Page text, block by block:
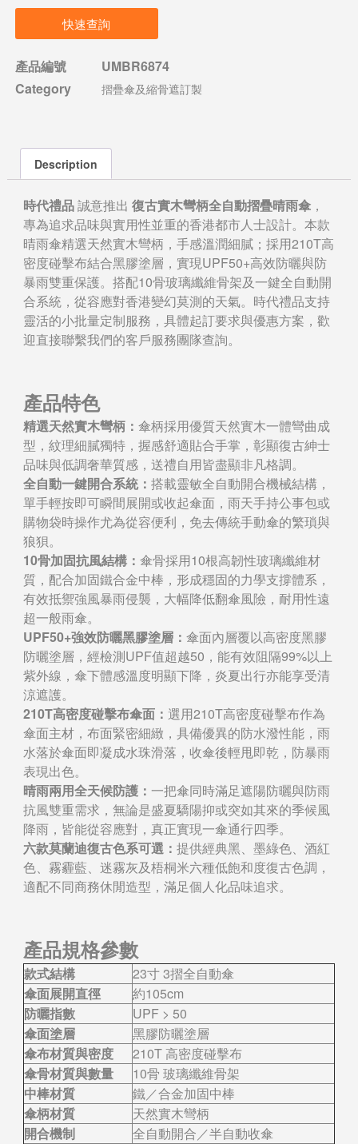
快速查詢
產品編號
UMBR6874
Category
摺疊傘及縮骨遮訂製
Description
時代禮品誠意推出 復古實木彎柄全自動摺疊晴雨傘，
專為追求品味與實用性並重的香港都市人士設計。本款
晴雨傘精選天然實木彎柄，手感溫潤細膩；採用210T高
密度碰擊布結合黑膠塗層，實現UPF50+高效防曬與防
暴雨雙重保護。搭配10骨玻璃纖維骨架及一鍵全自動開
合系統，從容應對香港變幻莫測的天氣。時代禮品支持
靈活的小批量定制服務，具體起訂要求與優惠方案，歡
迎直接聯繫我們的客戶服務團隊查詢。
產品特色
精選天然實木彎柄： 傘柄採用優質天然實木一體彎曲成
型，紋理細膩獨特，握感舒適貼合手掌，彰顯復古紳士
品味與低調奢華質感，送禮自用皆盡顯非凡格調。
全自動一鍵開合系統： 搭載靈敏全自動開合機械結構，
單手輕按即可瞬間展開或收起傘面，雨天手持公事包或
購物袋時操作尤為從容便利，免去傳統手動傘的繁瑣與
狼狽。
10骨加固抗風結構： 傘骨採用10根高韌性玻璃纖維材
質，配合加固鐵合金中棒，形成穩固的力學支撐體系，
有效抵禦強風暴雨侵襲，大幅降低翻傘風險，耐用性遠
超一般雨傘。
UPF50+強效防曬黑膠塗層： 傘面內層覆以高密度黑膠
防曬塗層，經檢測UPF值超越50，能有效阻隔99%以上
紫外線，傘下體感溫度明顯下降，炎夏出行亦能享受清
涼遮護。
210T高密度碰擊布傘面： 選用210T高密度碰擊布作為
傘面主材，布面緊密細緻，具備優異的防水潑性能，雨
水落於傘面即凝成水珠滑落，收傘後輕甩即乾，防暴雨
表現出色。
晴雨兩用全天候防護： 一把傘同時滿足遮陽防曬與防雨
抗風雙重需求，無論是盛夏驕陽抑或突如其來的季候風
降雨，皆能從容應對，真正實現一傘通行四季。
六款莫蘭迪復古色系可選： 提供經典黑、墨綠色、酒紅
色、霧霾藍、迷霧灰及梧桐米六種低飽和度復古色調，
適配不同商務休閒造型，滿足個人化品味追求。
產品規格參數
款式結構
23寸 3摺全自動傘
傘面展開直徑
約105cm
防曬指數
UPF > 50
傘面塗層
黑膠防曬塗層
傘布材質與密度
210T 高密度碰擊布
傘骨材質與數量
10骨 玻璃纖維骨架
中棒材質
鐵／合金加固中棒
傘柄材質
天然實木彎柄
開合機制
全自動開合／半自動收傘